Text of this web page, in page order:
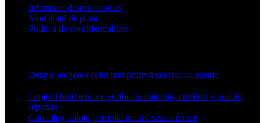
Informatii despre cookies
Modalitati de plata
Politica de confidentialitate
Despre alegerea celui mai potrivit cearșaf cu elastic
Lenjerii hoteliere: ce verifici la material, cusături și spălări
repetate
Cum alegi pilota potrivită pentru sezonul rece